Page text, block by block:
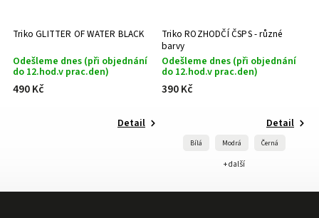
Triko GLITTER OF WATER BLACK
Odešleme dnes (při objednání
do 12.hod.v prac.den)
490 Kč
Detail
Triko ROZHODČÍ ČSPS - různé
barvy
Odešleme dnes (při objednání
do 12.hod.v prac.den)
390 Kč
Detail
Bílá Modrá Černá
+ další